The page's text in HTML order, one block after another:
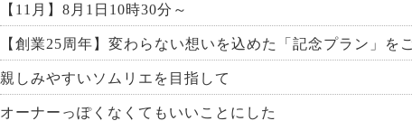
【11月】8月1日10時30分～
【創業25周年】変わらない想いを込めた「記念プラン」を
親しみやすいソムリエを目指して
オーナーっぽくなくてもいいことにした